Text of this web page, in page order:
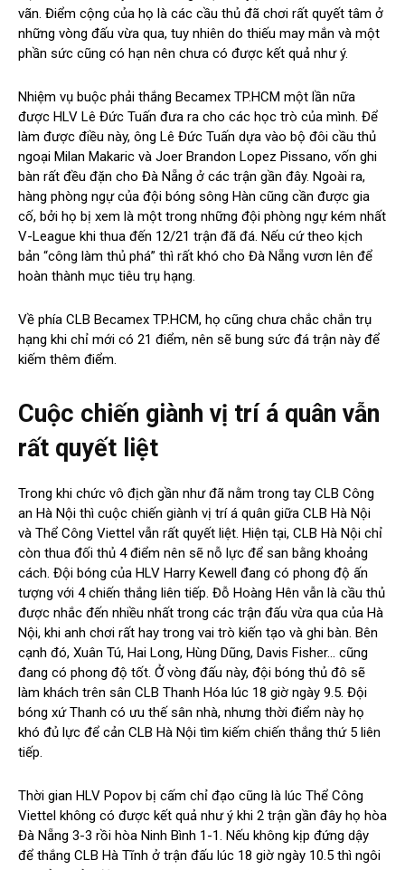
vãn. Điểm cộng của họ là các cầu thủ đã chơi rất quyết tâm ở
những vòng đấu vừa qua, tuy nhiên do thiếu may mắn và một
phần sức cũng có hạn nên chưa có được kết quả như ý.
Nhiệm vụ buộc phải thắng Becamex TP.HCM một lần nữa
được HLV Lê Đức Tuấn đưa ra cho các học trò của mình. Để
làm được điều này, ông Lê Đức Tuấn dựa vào bộ đôi cầu thủ
ngoại Milan Makaric và Joer Brandon Lopez Pissano, vốn ghi
bàn rất đều đặn cho Đà Nẵng ở các trận gần đây. Ngoài ra,
hàng phòng ngự của đội bóng sông Hàn cũng cần được gia
cố, bởi họ bị xem là một trong những đội phòng ngự kém nhất
V-League khi thua đến 12/21 trận đã đá. Nếu cứ theo kịch
bản “công làm thủ phá” thì rất khó cho Đà Nẵng vươn lên để
hoàn thành mục tiêu trụ hạng.
Về phía CLB Becamex TP.HCM, họ cũng chưa chắc chắn trụ
hạng khi chỉ mới có 21 điểm, nên sẽ bung sức đá trận này để
kiếm thêm điểm.
Cuộc chiến giành vị trí á quân vẫn
rất quyết liệt
Trong khi chức vô địch gần như đã nằm trong tay CLB Công
an Hà Nội thì cuộc chiến giành vị trí á quân giữa CLB Hà Nội
và Thể Công Viettel vẫn rất quyết liệt. Hiện tại, CLB Hà Nội chỉ
còn thua đối thủ 4 điểm nên sẽ nỗ lực để san bằng khoảng
cách. Đội bóng của HLV Harry Kewell đang có phong độ ấn
tượng với 4 chiến thắng liên tiếp. Đỗ Hoàng Hên vẫn là cầu thủ
được nhắc đến nhiều nhất trong các trận đấu vừa qua của Hà
Nội, khi anh chơi rất hay trong vai trò kiến tạo và ghi bàn. Bên
cạnh đó, Xuân Tú, Hai Long, Hùng Dũng, Davis Fisher… cũng
đang có phong độ tốt. Ở vòng đấu này, đội bóng thủ đô sẽ
làm khách trên sân CLB Thanh Hóa lúc 18 giờ ngày 9.5. Đội
bóng xứ Thanh có ưu thế sân nhà, nhưng thời điểm này họ
khó đủ lực để cản CLB Hà Nội tìm kiếm chiến thắng thứ 5 liên
tiếp.
Thời gian HLV Popov bị cấm chỉ đạo cũng là lúc Thể Công
Viettel không có được kết quả như ý khi 2 trận gần đây họ hòa
Đà Nẵng 3-3 rồi hòa Ninh Bình 1-1. Nếu không kịp đứng dậy
để thắng CLB Hà Tĩnh ở trận đấu lúc 18 giờ ngày 10.5 thì ngôi